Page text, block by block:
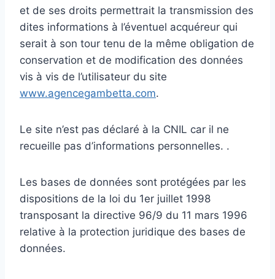
et de ses droits permettrait la transmission des
dites informations à l’éventuel acquéreur qui
serait à son tour tenu de la même obligation de
conservation et de modification des données
vis à vis de l’utilisateur du site
www.agencegambetta.com.
Le site n’est pas déclaré à la CNIL car il ne
recueille pas d’informations personnelles. .
Les bases de données sont protégées par les
dispositions de la loi du 1er juillet 1998
transposant la directive 96/9 du 11 mars 1996
relative à la protection juridique des bases de
données.